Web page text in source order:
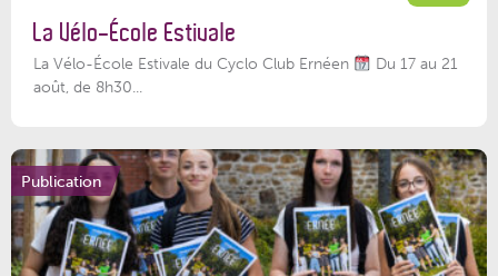
La Vélo-École Estivale
La Vélo-École Estivale du Cyclo Club Ernéen
Du 17 au 21
août, de 8h30...
Publication